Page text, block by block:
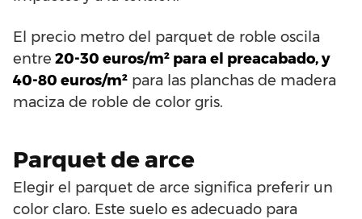
El precio metro del parquet de roble oscila
entre 20-30 euros/m² para el preacabado, y
40-80 euros/m² para las planchas de madera
maciza de roble de color gris.
Parquet de arce
Elegir el parquet de arce significa preferir un
color claro. Este suelo es adecuado para